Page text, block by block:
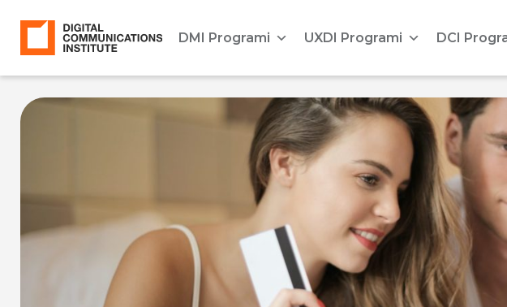
DMI Programi UXDI Programi DCI